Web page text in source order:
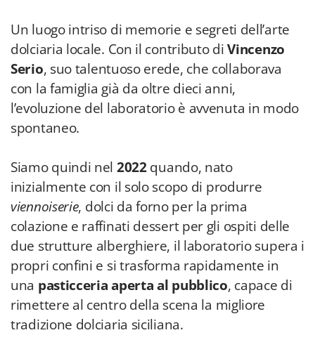
Un luogo intriso di memorie e segreti dell’arte
dolciaria locale. Con il contributo diVincenzo
Serio, suo talentuoso erede, che collaborava
con la famiglia già da oltre dieci anni,
l’evoluzione del laboratorio è avvenuta in modo
spontaneo.
Siamo quindi nel 2022quando, nato
inizialmente con il solo scopo di produrre
viennoiserie, dolci da forno per la prima
colazione e raffinati dessert per gli ospiti delle
due strutture alberghiere, il laboratorio supera i
propri confini e si trasforma rapidamente in
una pasticceria aperta al pubblico, capace di
rimettere al centro della scena la migliore
tradizione dolciaria siciliana.